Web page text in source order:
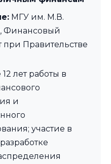
МГУ им. М.В.
Финансовый
при Правительстве
лет работы в
и
участие в